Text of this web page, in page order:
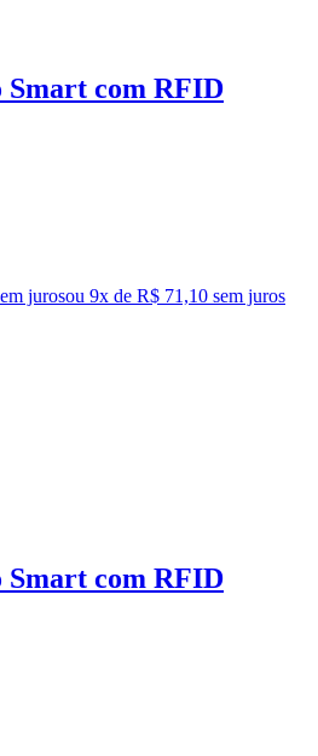
com RFID
jurosou 9x de R$ 71,10 sem juros
com RFID